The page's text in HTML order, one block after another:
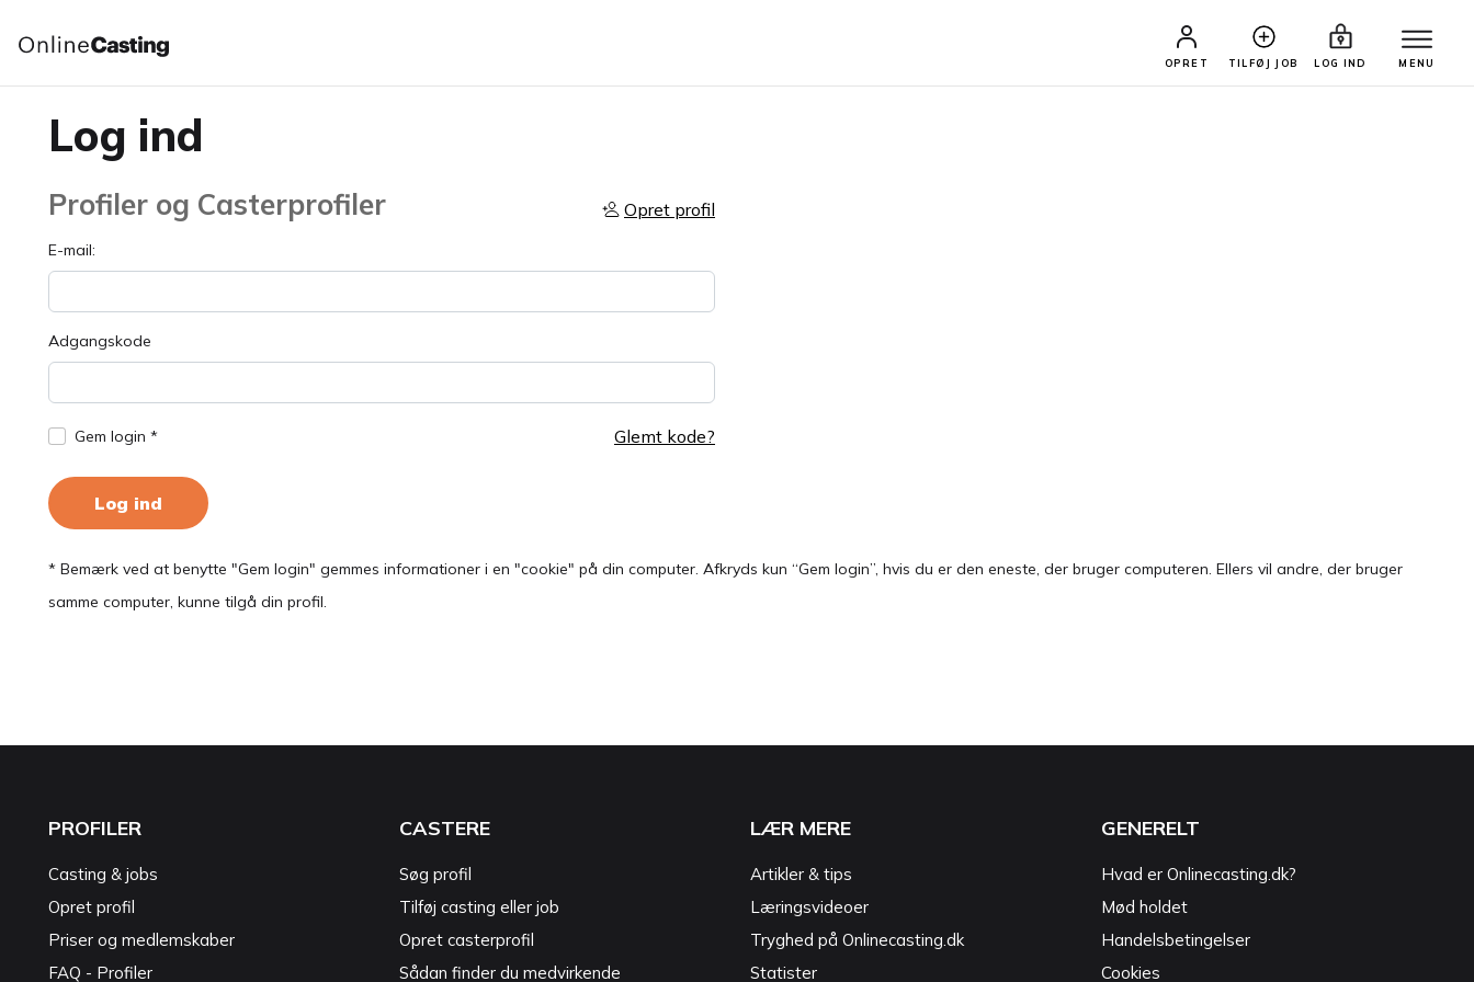
OPRET TILFØJ JOB LOG IND MENU
Log ind
Profiler og Casterprofiler Opret profil
E-mail:
Adgangskode
Gem login * Glemt kode?
Log ind
* Bemærk ved at benytte "Gem login" gemmes informationer i en "cookie" på din computer. Afkryds kun “Gem login”, hvis du er den eneste, der bruger computeren. Ellers vil andre, der bruger
samme computer, kunne tilgå din profil.
PROFILER
Casting & jobs
Opret profil
Priser og medlemskaber
FAQ - Profiler
CASTERE
Søg profil
Tilføj casting eller job
Opret casterprofil
Sådan finder du medvirkende
LÆR MERE
Artikler & tips
Læringsvideoer
Tryghed på Onlinecasting.dk
Statister
GENERELT
Hvad er Onlinecasting.dk?
Mød holdet
Handelsbetingelser
Cookies